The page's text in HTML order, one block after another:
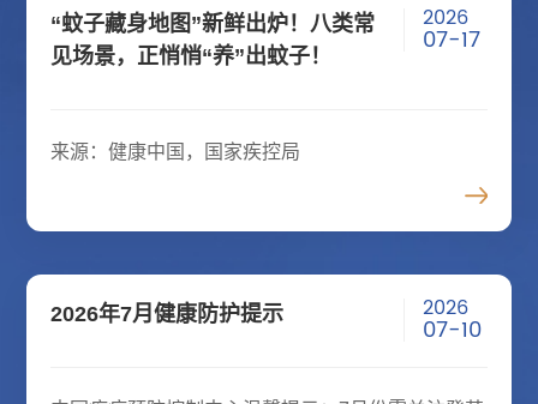
“蚊子藏身地图”新鲜出炉！八类常
见场景，正悄悄“养”出蚊子！
2026
07-17
来源：健康中国，国家疾控局
2026年7月健康防护提示 2026
07-10